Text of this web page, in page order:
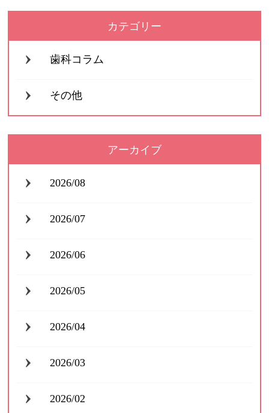
カテゴリー
歯科コラム
その他
アーカイブ
2026/08
2026/07
2026/06
2026/05
2026/04
2026/03
2026/02